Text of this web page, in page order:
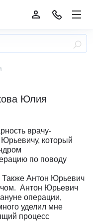
Юлия
врачу-
который
по поводу
Также Антон Юрьевич
Антон Юрьевич
операции,
уделил мне
процесс